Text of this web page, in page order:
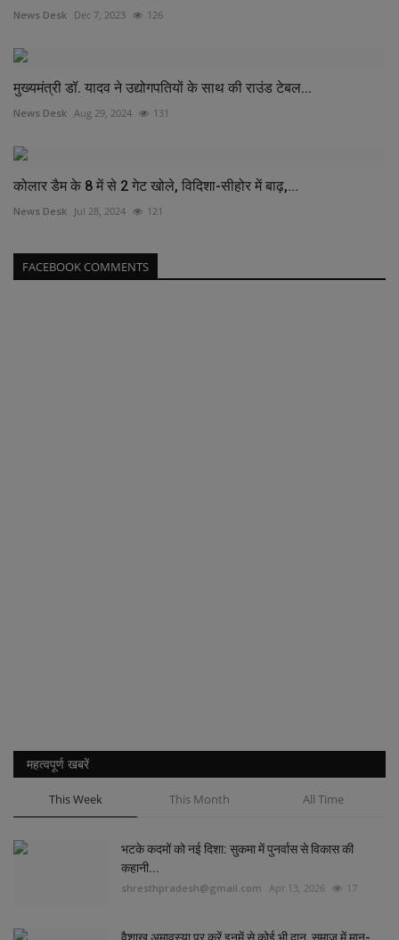
News Desk Dec 7, 2023 126
मुख्यमंत्री डॉ. यादव ने उद्योगपतियों के साथ की राउंड टेबल...
News Desk Aug 29, 2024 131
कोलार डैम के 8 में से 2 गेट खोले, विदिशा-सीहोर में बाढ़,...
News Desk Jul 28, 2024 121
FACEBOOK COMMENTS
महत्वपूर्ण खबरें
This Week This Month All Time
भटके कदमों को नई दिशा: सुकमा में पुनर्वास से विकास की
कहानी...
shresthpradesh@gmail.com Apr 13, 2026 17
वैशाख अमावस्या पर करें इनमें से कोई भी दान, समाज में मान-